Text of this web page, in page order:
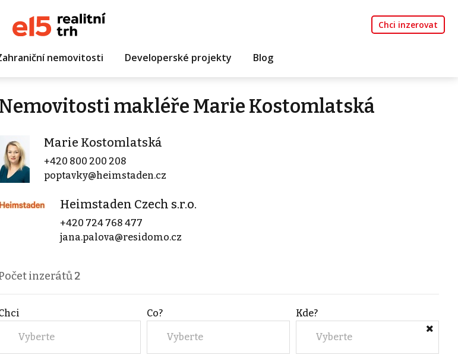
Chci inzerovat
nemovitosti Developerské projekty Blog
makléře Marie Kostomlatská
Marie Kostomlatská
+420 800 200 208
poptavky@heimstaden.cz
Heimstaden Czech s.r.o.
+420 724 768 477
jana.palova@residomo.cz
inzerátů2
Vyberte
Co?
Vyberte
Kde?
Vyberte